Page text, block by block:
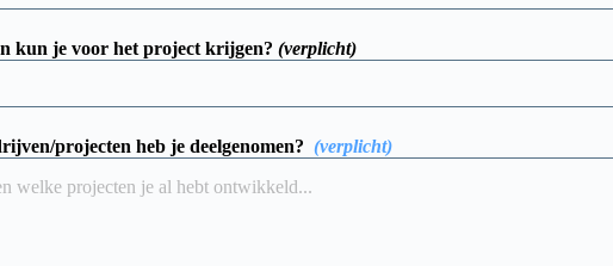
kun je voor het project krijgen?(verplicht)
projecten heb je deelgenomen? (verplicht)